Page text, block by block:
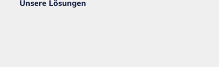
Unsere Lösungen